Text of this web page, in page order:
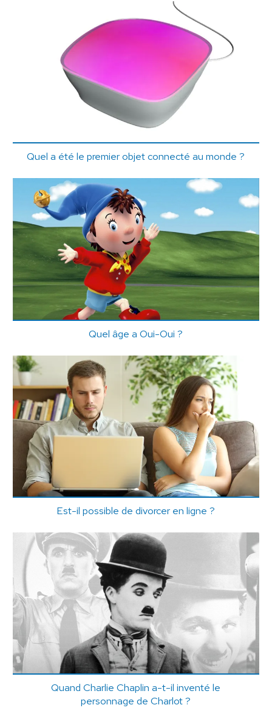
Quel a été le premier objet connecté au monde ?
Quel âge a Oui-Oui ?
Est-il possible de divorcer en ligne ?
Quand Charlie Chaplin a-t-il inventé le
personnage de Charlot ?